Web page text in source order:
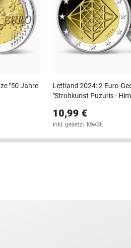
"50 Jahre
Lettland 2024: 2 Euro-
"Strohkunst Puzuris -
10,99 €
inkl. gesetzl. MwSt.